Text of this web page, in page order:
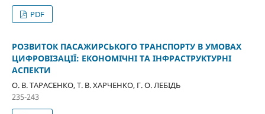
PDF
РОЗВИТОК ПАСАЖИРСЬКОГО ТРАНСПОРТУ В УМОВАХ
ЦИФРОВІЗАЦІЇ: ЕКОНОМІЧНІ ТА ІНФРАСТРУКТУРНІ
АСПЕКТИ
О. В. ТАРАСЕНКО, Т. В. ХАРЧЕНКО, Г. О. ЛЕБІДЬ
235-243